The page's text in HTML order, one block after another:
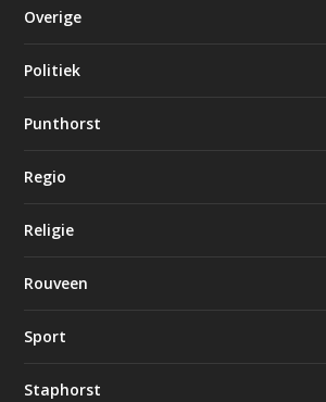
Overige
Politiek
Punthorst
Regio
Religie
Rouveen
Sport
Staphorst